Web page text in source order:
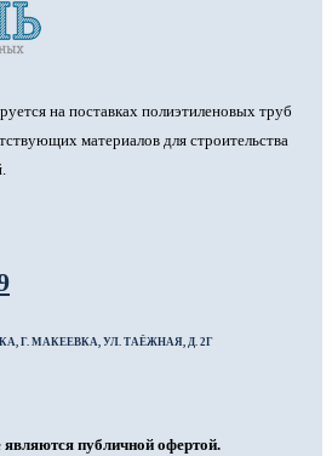
на поставках полиэтиленовых труб
материалов для строительства
Г. МАКЕЕВКА, УЛ. ТАЁЖНАЯ, Д. 2Г
публичной офертой.